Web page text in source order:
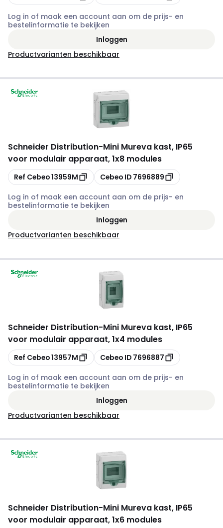
Log in of maak een account aan om de prijs- en
bestelinformatie te bekijken
Inloggen
Productvarianten beschikbaar
Schneider Distribution-Mini Mureva kast, IP65
voor modulair apparaat, 1x8 modules
Kopiëren
Ref Cebeo13959M Kopiëren
Cebeo ID 7696889
Log in of maak een account aan om de prijs- en
bestelinformatie te bekijken
Inloggen
Productvarianten beschikbaar
Schneider Distribution-Mini Mureva kast, IP65
voor modulair apparaat, 1x4 modules
Kopiëren
Ref Cebeo13957M Kopiëren
Cebeo ID 7696887
Log in of maak een account aan om de prijs- en
bestelinformatie te bekijken
Inloggen
Productvarianten beschikbaar
Schneider Distribution-Mini Mureva kast, IP65
voor modulair apparaat, 1x6 modules